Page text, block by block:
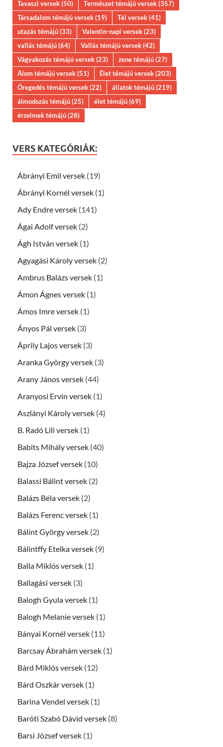
Tavaszi versek(50) Természet témájú versek(357)
Társadalom témájú versek(19) Tél versek(41)
utazás témájú(33) Valentin-napi versek(23)
vallás témájú(64) Vallás témájú versek(42)
Vágyakozás témájú versek(23) zene témájú(27)
Álom témájú versek(51) Élet témájú versek(203)
Öregedés témájú versek(22) állatok témájú(219)
álmodozás témájú(25) élet témájú(69)
érzelmek témájú(28)
VERS KATEGÓRIÁK:
Ábrányi Emil versek (19)
Ábrányi Kornél versek (1)
Ady Endre versek (141)
Ágai Adolf versek (2)
Ágh István versek (1)
Agyagási Károly versek (2)
Ambrus Balázs versek (1)
Ámon Ágnes versek (1)
Ámos Imre versek (1)
Ányos Pál versek (3)
Áprily Lajos versek (3)
Aranka György versek (3)
Arany János versek (44)
Aranyosi Ervin versek (1)
Aszlányi Károly versek (4)
B. Radó Lili versek (1)
Babits Mihály versek (40)
Bajza József versek (10)
Balassi Bálint versek (2)
Balázs Béla versek (2)
Balázs Ferenc versek (1)
Bálint György versek (2)
Bálintffy Etelka versek (9)
Balla Miklós versek (1)
Ballagási versek (3)
Balogh Gyula versek (1)
Balogh Melanie versek (1)
Bányai Kornél versek (11)
Barcsay Ábrahám versek (1)
Bárd Miklós versek (12)
Bárd Oszkár versek (1)
Barina Vendel versek (1)
Baróti Szabó Dávid versek (8)
Barsi József versek (1)